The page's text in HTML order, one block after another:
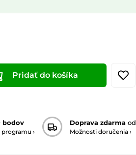
Pridať do košíka
bodov
›
Doprava zdarma od
Možnosti doručenia ›